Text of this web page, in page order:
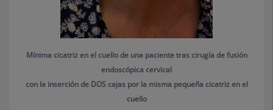
Mínima cicatriz en el cuello de una paciente tras cirugía de fusión
endoscópica cervical
con la inserción de DOS cajas por la misma pequeña cicatriz en el
cuello